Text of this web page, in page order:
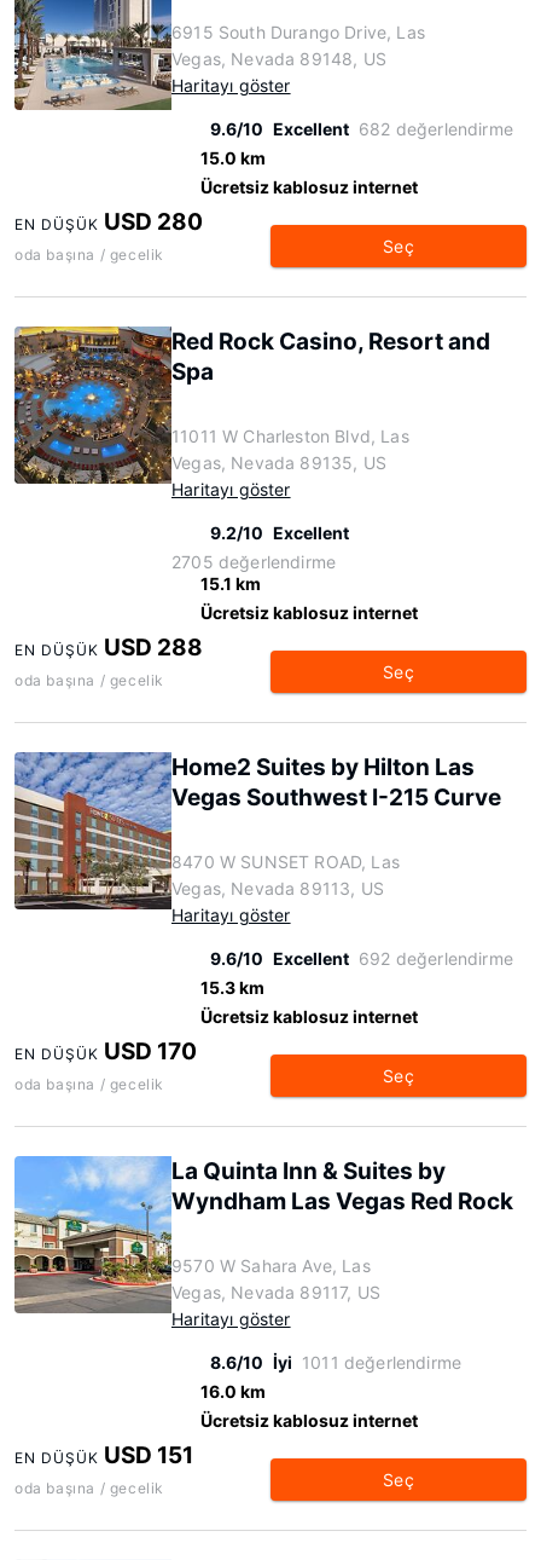
6915 South Durango Drive, Las
Vegas, Nevada 89148, US
Haritayı göster
9.6/10 Excellent 682 değerlendirme
15.0 km
Ücretsiz kablosuz internet
EN DÜŞÜK USD 280
oda başına / gecelik Seç
Red Rock Casino, Resort and
Spa
11011 W Charleston Blvd, Las
Vegas, Nevada 89135, US
Haritayı göster
9.2/10 Excellent
2705 değerlendirme
15.1 km
Ücretsiz kablosuz internet
EN DÜŞÜK USD 288
oda başına / gecelik Seç
Home2 Suites by Hilton Las
Vegas Southwest I-215 Curve
8470 W SUNSET ROAD, Las
Vegas, Nevada 89113, US
Haritayı göster
9.6/10 Excellent 692 değerlendirme
15.3 km
Ücretsiz kablosuz internet
EN DÜŞÜK USD 170
oda başına / gecelik Seç
La Quinta Inn & Suites by
Wyndham Las Vegas Red Rock
9570 W Sahara Ave, Las
Vegas, Nevada 89117, US
Haritayı göster
8.6/10 İyi 1011 değerlendirme
16.0 km
Ücretsiz kablosuz internet
EN DÜŞÜK USD 151
oda başına / gecelik Seç